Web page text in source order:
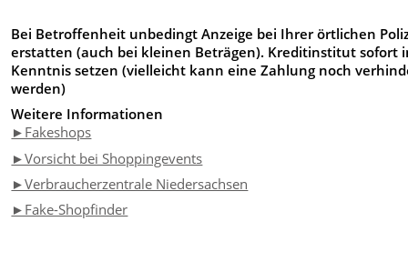
Bei Betroffenheit unbedingt Anzeige bei Ihrer örtlichen
erstatten (auch bei kleinen Beträgen). Kreditinstitut sofort
Kenntnis setzen (vielleicht kann eine Zahlung noch
werden)
Weitere Informationen
►Fakeshops
►Vorsicht bei Shoppingevents
►Verbraucherzentrale Niedersachsen
►Fake-Shopfinder